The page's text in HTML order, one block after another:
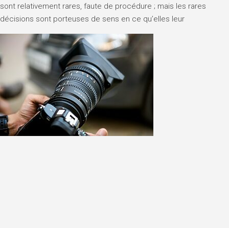
sont relativement rares, faute de procédure ; mais les rares
décisions sont porteuses de sens en ce qu’elles leur